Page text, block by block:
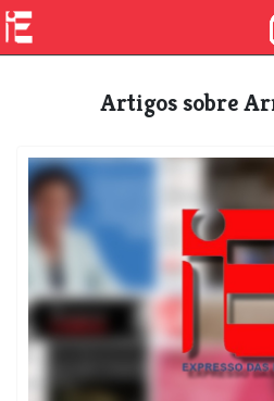
Artigos sobre